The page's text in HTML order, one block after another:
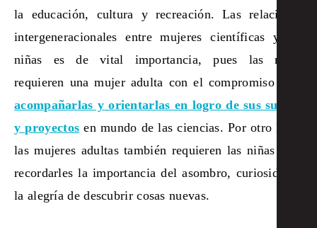
la educación, cultura y recreación. Las relaciones
intergeneracionales entre mujeres científicas y las
niñas es de vital importancia, pues las niñas
requieren una mujer adulta con el compromiso para
acompañarlas y orientarlas en logro de sus sueños
y proyectos en mundo de las ciencias. Por otro lado,
las mujeres adultas también requieren las niñas para
recordarles la importancia del asombro, curiosidad y
la alegría de descubrir cosas nuevas.